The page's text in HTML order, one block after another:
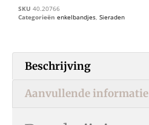
SKU 40.20766
Categorieën enkelbandjes, Sieraden
Beschrijving
Aanvullende informatie